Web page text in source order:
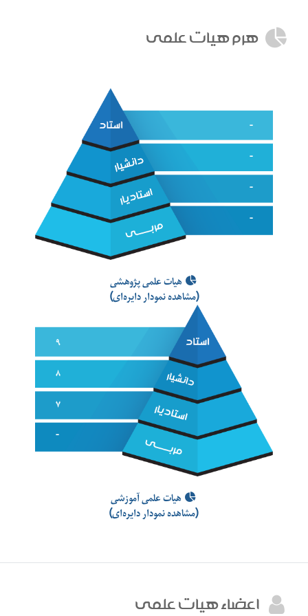
هرم هيات علمي
-
-
-
-
هیات علمی پژوهشی
(مشاهده نمودار دایره‌ای)
۹
۸
۷
-
هیات علمی آموزشی
(مشاهده نمودار دایره‌ای)
اعضاء هيات علمي